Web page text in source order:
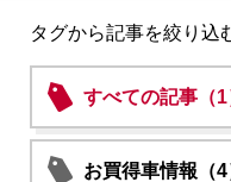
タグから記事を絞り込
すべての記事（1
お買得車情報（4